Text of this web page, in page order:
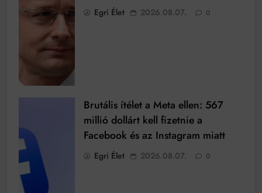
Egri Élet 2026.08.07. 0
Brutális ítélet a Meta ellen: 567
millió dollárt kell fizetnie a
Facebook és az Instagram miatt
Egri Élet 2026.08.07. 0